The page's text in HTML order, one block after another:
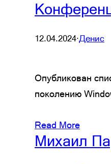
12.04.2024·Денис
Опубликован
поколению
Read More
Михаил